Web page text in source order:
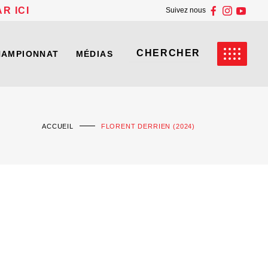
ICI Suivez nous
MÉDIAS
ACCUEIL FLORENT DERRIEN (2024)